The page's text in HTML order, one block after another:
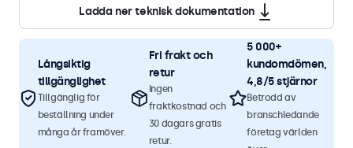
Ladda ner teknisk dokumentation
Långsiktig
tillgänglighet
Tillgänglig för
beställning under
många år framöver.
Fri frakt och
retur
Ingen
fraktkostnad och
30 dagars gratis
retur.
5 000+
kundomdömen,
4,8/5 stjärnor
Betrodd av
branschledande
företag världen